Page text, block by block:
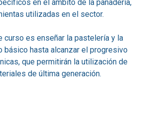
en el ámbito de la panadería,
utilizadas en el sector.
curso es enseñar la pastelería y la
básico hasta alcanzar el progresivo
que permitirán la utilización de
de última generación.